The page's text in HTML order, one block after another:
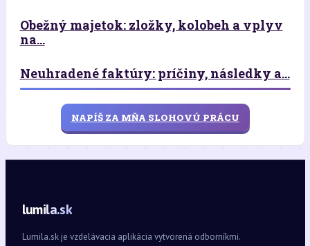
Obežný majetok: zložky, kolobeh a vplyv
na...
Neuhradené faktúry: príčiny, následky a...
NAPÍŠ ZA MŇA SLOHOVÚ PRÁCU
lumila.sk
Lumila.sk je vzdelávacia aplikácia vytvorená odborníkmi.